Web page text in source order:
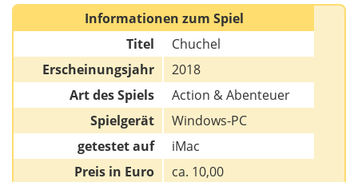
Informationen zum Spiel
Titel
Chuchel
Erscheinungsjahr
2018
Art des Spiels
Action & Abenteuer
Spielgerät
Windows-PC
getestet auf
iMac
Preis in Euro
ca. 10,00